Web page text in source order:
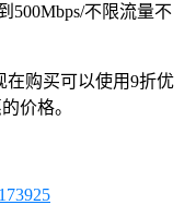
500Mbps/不限流量不
在购买可以使用9折优
价格。